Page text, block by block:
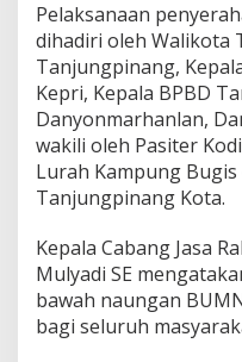
Pelaksanaan
dihadiri oleh Walikota
Tanjungpinang,
Kepri, Kepala BPBD
Danyonmarhanlan,
wakili oleh Pasiter
Lurah Kampung Bugis
Tanjungpinang Kota.
Kepala Cabang Jasa
Mulyadi SE
bawah naungan
bagi seluruh